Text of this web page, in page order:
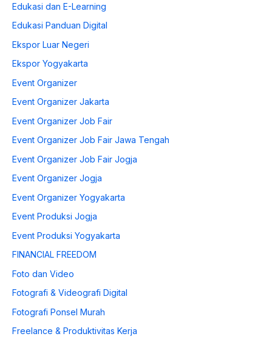
Edukasi dan E-Learning
Edukasi Panduan Digital
Ekspor Luar Negeri
Ekspor Yogyakarta
Event Organizer
Event Organizer Jakarta
Event Organizer Job Fair
Event Organizer Job Fair Jawa Tengah
Event Organizer Job Fair Jogja
Event Organizer Jogja
Event Organizer Yogyakarta
Event Produksi Jogja
Event Produksi Yogyakarta
FINANCIAL FREEDOM
Foto dan Video
Fotografi & Videografi Digital
Fotografi Ponsel Murah
Freelance & Produktivitas Kerja